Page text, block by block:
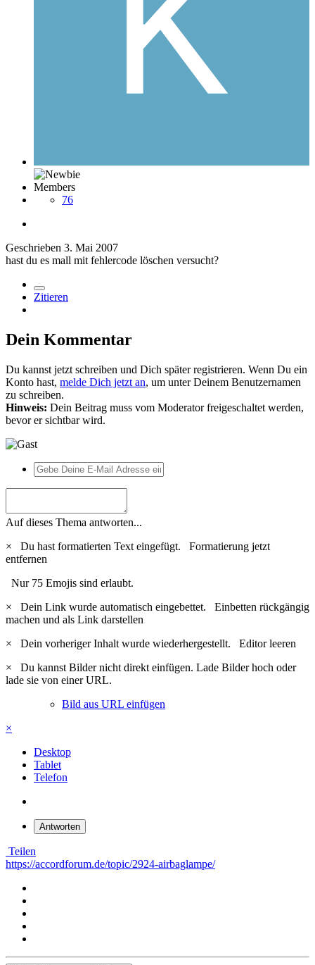
Members
76
Geschrieben 3. Mai 2007
hast du es mall mit fehlercode löschen versucht?
Zitieren
Dein Kommentar
Du kannst jetzt schreiben und Dich später registrieren. Wenn Du ein
Konto hast, melde Dich jetzt an, um unter Deinem Benutzernamen
zu schreiben.
Hinweis: Dein Beitrag muss vom Moderator freigeschaltet werden,
bevor er sichtbar wird.
Auf dieses Thema antworten...
×
Du hast formatierten Text eingefügt. Formatierung jetzt
entfernen
Nur 75 Emojis sind erlaubt.
×
Dein Link wurde automatisch eingebettet. Einbetten rückgängig
machen und als Link darstellen
×
Dein vorheriger Inhalt wurde wiederhergestellt. Editor leeren
×
Du kannst Bilder nicht direkt einfügen. Lade Bilder hoch oder
lade sie von einer URL.
Bild aus URL einfügen
×
Desktop
Tablet
Telefon
Antworten
Teilen
https://accordforum.de/topic/2924-airbaglampe/